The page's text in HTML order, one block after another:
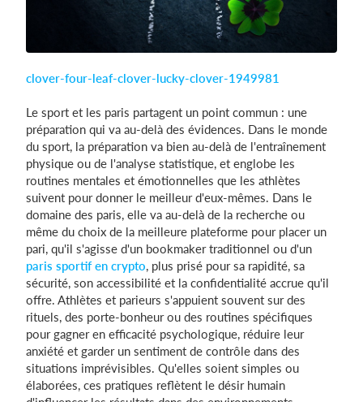
clover-four-leaf-clover-lucky-clover-1949981
Le sport et les paris partagent un point commun : une
préparation qui va au-delà des évidences. Dans le monde
du sport, la préparation va bien au-delà de l'entraînement
physique ou de l'analyse statistique, et englobe les
routines mentales et émotionnelles que les athlètes
suivent pour donner le meilleur d'eux-mêmes. Dans le
domaine des paris, elle va au-delà de la recherche ou
même du choix de la meilleure plateforme pour placer un
pari, qu'il s'agisse d'un bookmaker traditionnel ou d'un
paris sportif en crypto , plus prisé pour sa rapidité, sa
sécurité, son accessibilité et la confidentialité accrue qu'il
offre. Athlètes et parieurs s'appuient souvent sur des
rituels, des porte-bonheur ou des routines spécifiques
pour gagner en efficacité psychologique, réduire leur
anxiété et garder un sentiment de contrôle dans des
situations imprévisibles. Qu'elles soient simples ou
élaborées, ces pratiques reflètent le désir humain